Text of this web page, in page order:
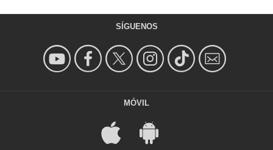
SÍGUENOS
MÓVIL